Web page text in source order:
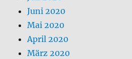
Juni 2020
Mai 2020
April 2020
März 2020